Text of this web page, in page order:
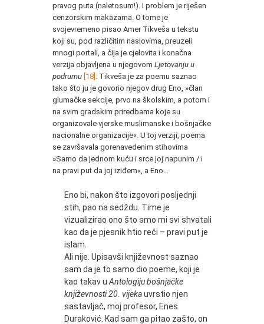
pravog puta (naletosum!). I problem je riješen
cenzorskim makazama. O tome je
svojevremeno pisao Amer Tikveša u tekstu
koji su, pod različitim naslovima, preuzeli
mnogi portali, a čija je cjelovita i konačna
verzija objavljena u njegovom Ljetovanju u
podrumu [18] . Tikveša je za poemu saznao
tako što ju je govorio njegov drug Eno, »član
glumačke sekcije, prvo na školskim, a potom i
na svim gradskim priredbama koje su
organizovale vjerske muslimanske i bošnjačke
nacionalne organizacije«. U toj verziji, poema
se završavala gorenavedenim stihovima
»Samo da jednom kuću i srce joj napunim / i
na pravi put da joj iziđem«, a Eno…
Eno bi, nakon što izgovori posljednji
stih, pao na sedždu. Time je
vizualizirao ono što smo mi svi shvatali
kao da je pjesnik htio reći – pravi put je
islam.
Ali nije. Upisavši književnost saznao
sam da je to samo dio poeme, koji je
kao takav u Antologiju bošnjačke
književnosti 20. vijekauvrstio njen
sastavljač, moj profesor, Enes
Duraković. Kad sam ga pitao zašto, on